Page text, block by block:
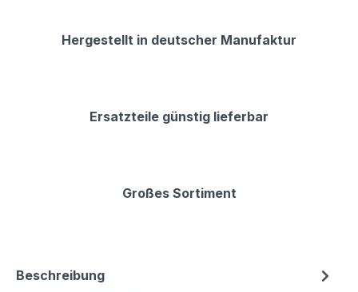
Hergestellt in deutscher Manufaktur
Ersatzteile günstig lieferbar
Großes Sortiment
Beschreibung